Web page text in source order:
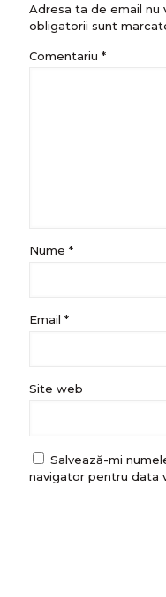
Adresa ta de email nu
obligatorii sunt
Comentariu *
Nume *
Email *
Site web
Salvează-mi
navigator pentru data